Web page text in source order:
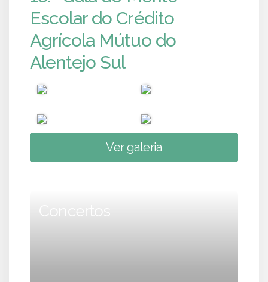
Escolar do Crédito
Agrícola Mútuo do
Alentejo Sul
Ver galeria
Concertos